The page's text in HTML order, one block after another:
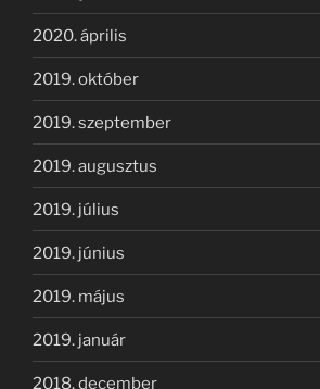
2020. április
2019. október
2019. szeptember
2019. augusztus
2019. július
2019. június
2019. május
2019. január
2018. december